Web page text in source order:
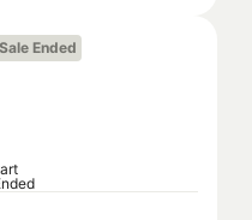
Sale Ended